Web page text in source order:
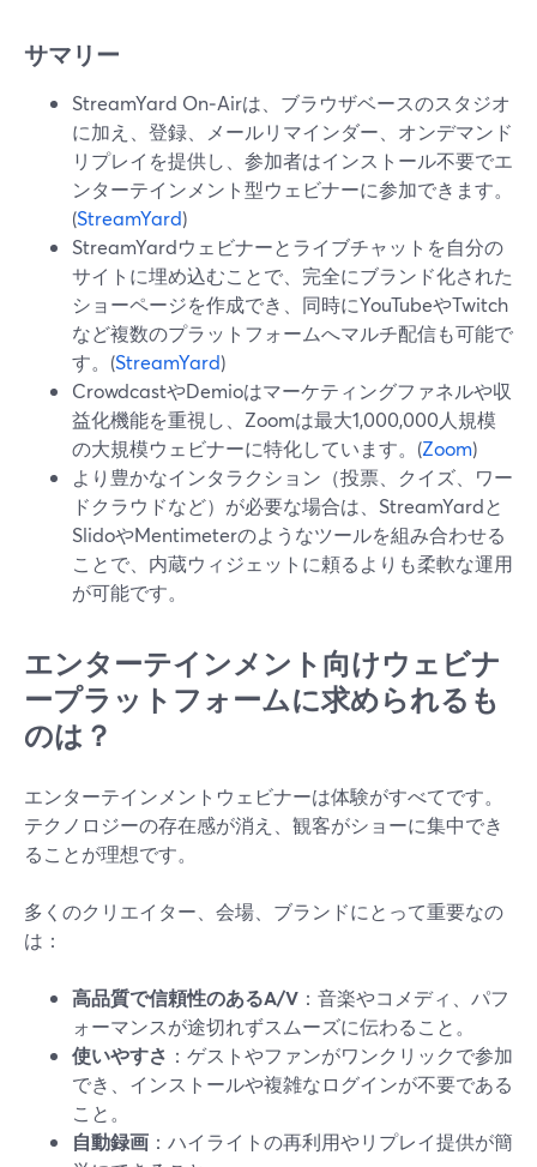
サマリー
StreamYard On‑Airは、ブラウザベースのスタジオ
に加え、登録、メールリマインダー、オンデマンド
リプレイを提供し、参加者はインストール不要でエ
ンターテインメント型ウェビナーに参加できます。
(StreamYard)
StreamYardウェビナーとライブチャットを自分の
サイトに埋め込むことで、完全にブランド化された
ショーページを作成でき、同時にYouTubeやTwitch
など複数のプラットフォームへマルチ配信も可能で
す。(StreamYard)
CrowdcastやDemioはマーケティングファネルや収
益化機能を重視し、Zoomは最大1,000,000人規模
の大規模ウェビナーに特化しています。(Zoom)
より豊かなインタラクション（投票、クイズ、ワー
ドクラウドなど）が必要な場合は、StreamYardと
SlidoやMentimeterのようなツールを組み合わせる
ことで、内蔵ウィジェットに頼るよりも柔軟な運用
が可能です。
エンターテインメント向けウェビナ
ープラットフォームに求められるも
のは？
エンターテインメントウェビナーは体験がすべてです。
テクノロジーの存在感が消え、観客がショーに集中でき
ることが理想です。
多くのクリエイター、会場、ブランドにとって重要なの
は：
高品質で信頼性のあるA/V ：音楽やコメディ、パフ
ォーマンスが途切れずスムーズに伝わること。
使いやすさ ：ゲストやファンがワンクリックで参加
でき、インストールや複雑なログインが不要である
こと。
自動録画 ：ハイライトの再利用やリプレイ提供が簡